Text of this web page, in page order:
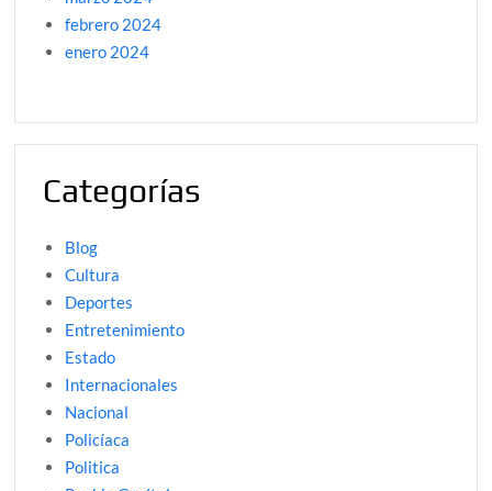
febrero 2024
enero 2024
Categorías
Blog
Cultura
Deportes
Entretenimiento
Estado
Internacionales
Nacional
Policíaca
Politica